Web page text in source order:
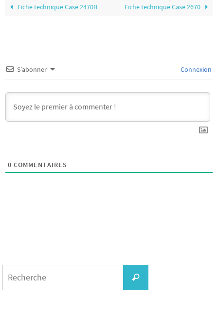
Fiche technique Case 2470B Fiche technique Case 2670
S’abonner Connexion
0 COMMENTAIRES
Recherche